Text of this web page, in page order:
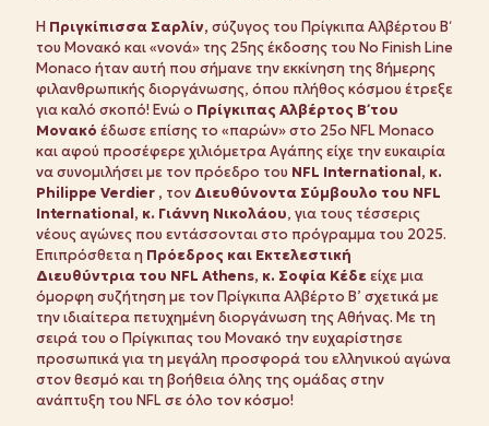
Η Πριγκίπισσα Σαρλίν, σύζυγος του Πρίγκιπα Αλβέρτου Β΄
του Μονακό και «νονά» της 25ης έκδοσης του No Finish Line
Monaco ήταν αυτή που σήμανε την εκκίνηση της 8ήμερης
φιλανθρωπικής διοργάνωσης, όπου πλήθος κόσμου έτρεξε
για καλό σκοπό! Ενώ ο Πρίγκιπας Αλβέρτος Β΄ του
Μονακό έδωσε επίσης το «παρών» στο 25ο NFL Monaco
και αφού προσέφερε χιλιόμετρα Αγάπης είχε την ευκαιρία
να συνομιλήσει με τον πρόεδρο του NFL International, κ.
Philippe Verdier , τον Διευθύνοντα Σύμβουλο του NFL
International, κ. Γιάννη Νικολάου, για τους τέσσερις
νέους αγώνες που εντάσσονται στο πρόγραμμα του 2025.
Επιπρόσθετα η Πρόεδρος και Εκτελεστική
Διευθύντρια του NFL Athens, κ. Σοφία Κέδεείχε μια
όμορφη συζήτηση με τον Πρίγκιπα Αλβέρτο Β’ σχετικά με
την ιδιαίτερα πετυχημένη διοργάνωση της Αθήνας. Με τη
σειρά του ο Πρίγκιπας του Μονακό την ευχαρίστησε
προσωπικά για τη μεγάλη προσφορά του ελληνικού αγώνα
στον θεσμό και τη βοήθεια όλης της ομάδας στην
ανάπτυξη του NFL σε όλο τον κόσμο!